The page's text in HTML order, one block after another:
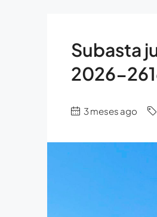
Subasta
2026-
3 meses ago